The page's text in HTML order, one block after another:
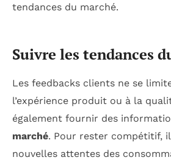
tendances du marché.
Suivre les tendances
Les feedbacks clients ne se
l’expérience produit ou à la
également fournir des
marché. Pour rester compétitif,
nouvelles attentes des